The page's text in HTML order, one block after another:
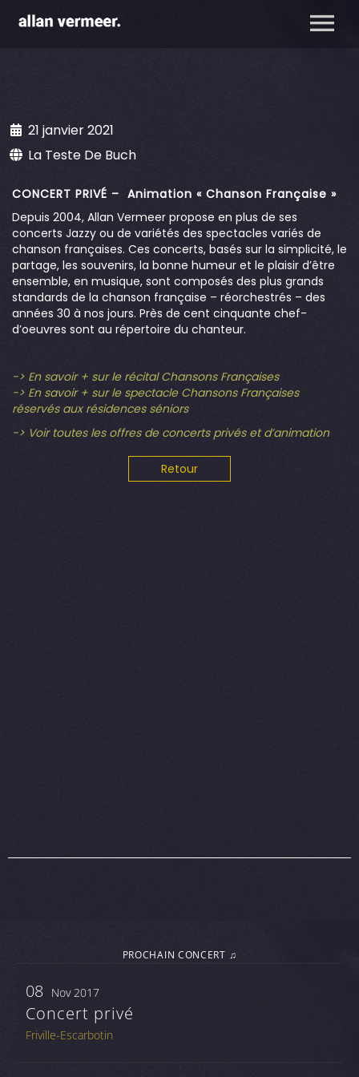
21 janvier 2021
La Teste De Buch
CONCERT PRIVÉ – Animation « Chanson Française »
Depuis 2004, Allan Vermeer propose en plus de ses
concerts Jazzy ou de variétés des spectacles variés de
chanson françaises. Ces concerts, basés sur la simplicité, le
partage, les souvenirs, la bonne humeur et le plaisir d’être
ensemble, en musique, sont composés des plus grands
standards de la chanson française – réorchestrés – des
années 30 à nos jours. Près de cent cinquante chef-
d’oeuvres sont au répertoire du chanteur.
-> En savoir + sur le récital Chansons Françaises
-> En savoir + sur le spectacle Chansons Françaises
réservés aux résidences séniors
-> Voir toutes les offres de concerts privés et d’animation
Retour
PROCHAIN CONCERT ♫
08 Nov 2017
Concert privé
Friville-Escarbotin